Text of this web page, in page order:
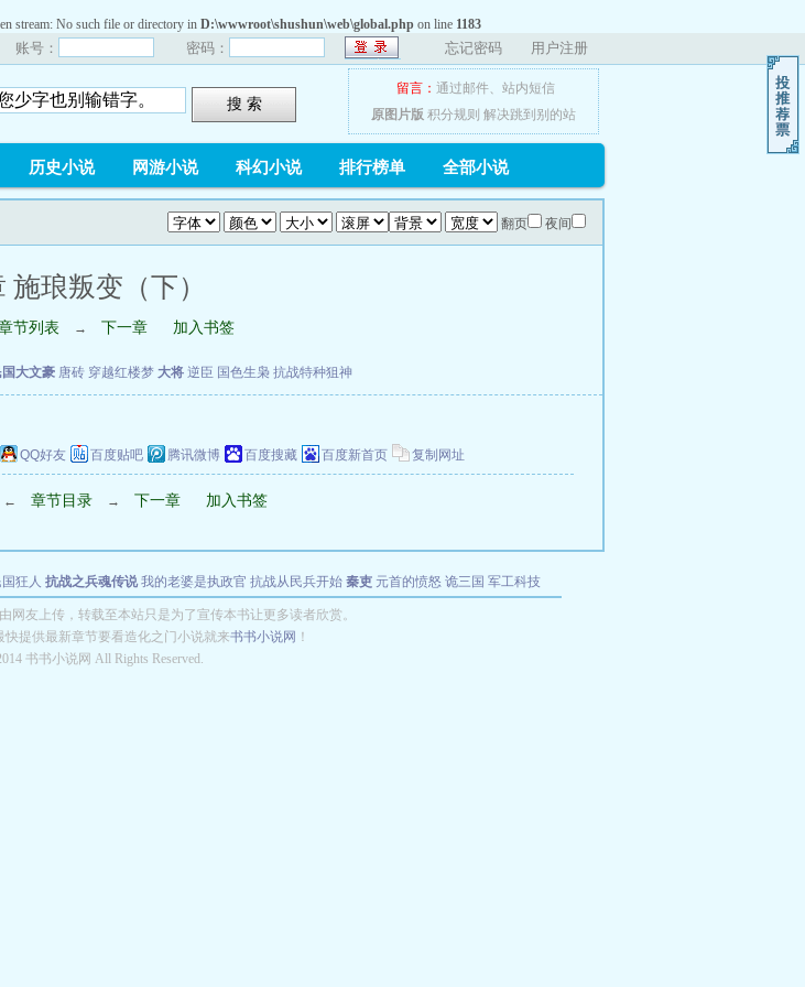
stream: No such file or directory in D:\wwwroot\shushun\web\global.php on line 1183
账号： 密码： 忘记密码 用户注册
搜 索
留言： 通过邮件、 站内短信
原图片版 积分规则 解决跳到别的站
历史小说 网游小说 科幻小说 排行榜单 全部小说
翻页 夜间
施琅叛变（下）
节列表 → 下一章 加入书签
国大文豪 唐砖 穿越红楼梦 大将 逆臣 国色生枭 抗战特种狙神
QQ好友 百度贴吧 腾讯微博 百度搜藏 百度新首页 复制网址
← 章节目录 → 下一章 加入书签
国狂人 抗战之兵魂传说我的老婆是执政官 抗战从民兵开始 秦吏 元首的愤怒 诡三国 军工科技
网友上传，转载至本站只是为了宣传本书让更多读者欣赏。
快提供最新章节要看造化之门小说就来书书小说网 ！
书书小说网 All Rights Reserved.